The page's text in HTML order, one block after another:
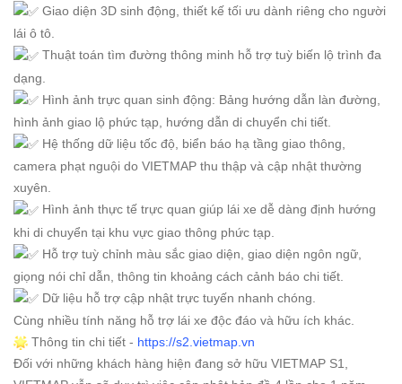
Giao diện 3D sinh động, thiết kế tối ưu dành riêng cho người
lái ô tô.
Thuật toán tìm đường thông minh hỗ trợ tuỳ biến lộ trình đa
dạng.
Hình ảnh trực quan sinh động: Bảng hướng dẫn làn đường,
hình ảnh giao lộ phức tạp, hướng dẫn di chuyển chi tiết.
Hệ thống dữ liệu tốc độ, biển báo hạ tầng giao thông,
camera phạt nguội do VIETMAP thu thập và cập nhật thường
xuyên.
Hình ảnh thực tế trực quan giúp lái xe dễ dàng định hướng
khi di chuyển tại khu vực giao thông phức tạp.
Hỗ trợ tuỳ chỉnh màu sắc giao diện, giao diện ngôn ngữ,
giọng nói chỉ dẫn, thông tin khoảng cách cảnh báo chi tiết.
Dữ liệu hỗ trợ cập nhật trực tuyến nhanh chóng.
Cùng nhiều tính năng hỗ trợ lái xe độc đáo và hữu ích khác.
Thông tin chi tiết - https://s2.vietmap.vn
Đối với những khách hàng hiện đang sở hữu VIETMAP S1,